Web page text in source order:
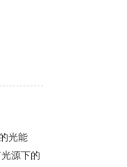
光能
源下的